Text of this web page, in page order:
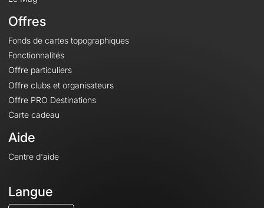
Offres
Fonds de cartes topographiques
Fonctionnalités
Offre particuliers
Offre clubs et organisateurs
Offre PRO Destinations
Carte cadeau
Aide
Centre d'aide
Langue